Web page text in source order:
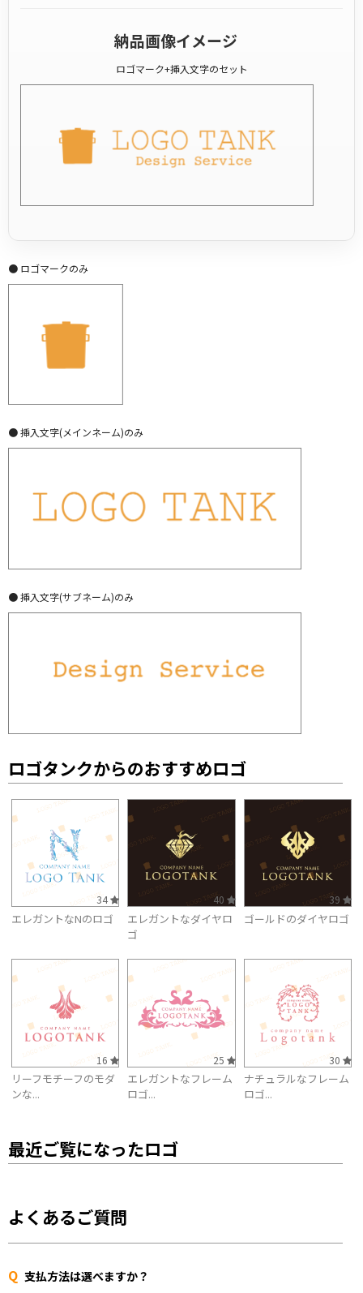
納品画像イメージ
ロゴマーク+挿入文字のセット
● ロゴマークのみ
● 挿入文字(メインネーム)のみ
● 挿入文字(サブネーム)のみ
ロゴタンクからのおすすめロゴ
34
エレガントなNのロゴ
40
エレガントなダイヤロ
ゴ
39
ゴールドのダイヤロゴ
16
リーフモチーフのモダ
ンな...
25
エレガントなフレーム
ロゴ...
30
ナチュラルなフレーム
ロゴ...
最近ご覧になったロゴ
よくあるご質問
Q 支払方法は選べますか？